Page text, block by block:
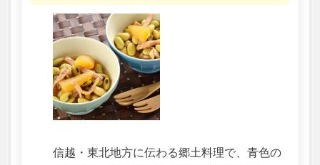
信越・東北地方に伝わる郷土料理で、青色の